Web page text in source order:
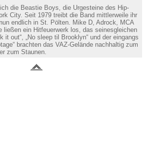
die Beastie Boys, die Urgesteine des Hip-
City. Seit 1979 treibt die Band mittlerweile ihr
endlich in St. Pölten. Mike D, Adrock, MCA
ließen ein Hitfeuerwerk los, das seinesgleichen
it out“, „No sleep til Brooklyn“ und der eingangs
brachten das VAZ-Gelände nachhaltig zum
zum Staunen.